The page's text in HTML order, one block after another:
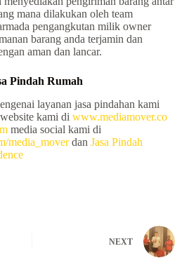
mana dilakukan oleh team
pengangkutan milik owner
barang anda terjamin dan
aman dan lancar.
Pindah Rumah
layanan jasa pindahan kami
kami di www.mediamover.co
media social kami di
media_moverdan Jasa Pindah
NEXT